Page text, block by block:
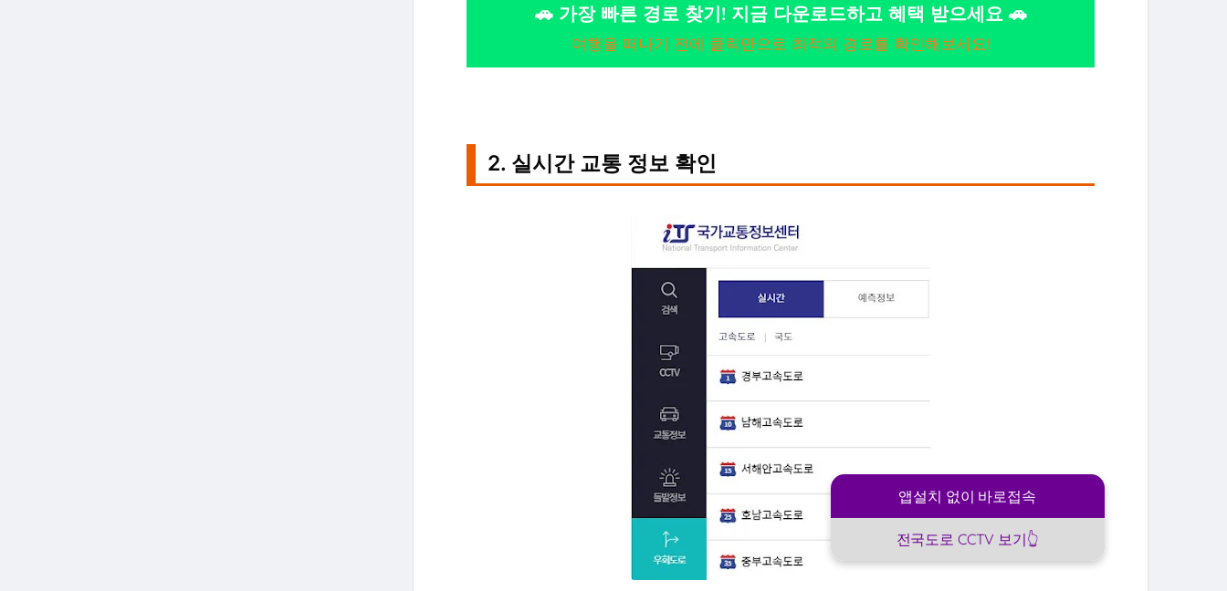
🚗 가장 빠른 경로 찾기! 지금 다운로드하고 혜택 받으세요 🚗
여행을 떠나기 전에 클릭만으로 최적의 경로를 확인해보세요!
2. 실시간 교통 정보 확인
앱설치 없이 바로접속
전국도로 CCTV 보기👆